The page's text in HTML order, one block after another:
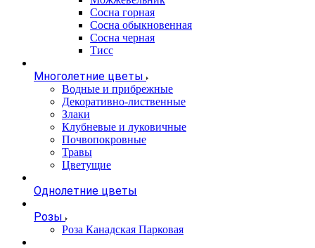
Сосна горная
Сосна обыкновенная
Сосна черная
Тисс
Многолетние цветы
Водные и прибрежные
Декоративно-лиственные
Злаки
Клубневые и луковичные
Почвопокровные
Травы
Цветущие
Однолетние цветы
Розы
Роза Канадская Парковая